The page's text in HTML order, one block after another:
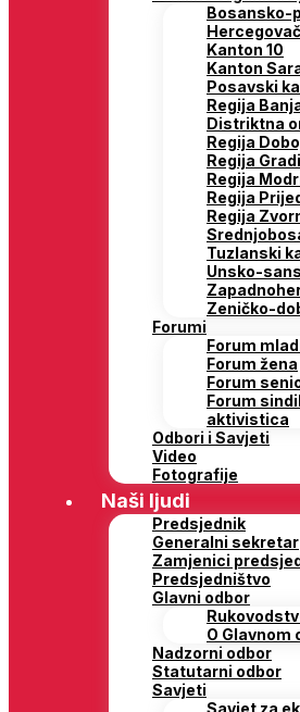
Bosansko-
Kanton 10
Kanton
Posavski
Regija
Distriktna
Regija
Regija
Regija
Regija
Regija
Tuzlanski
Unsko-
Zeničko-
Forumi
Forum
Forum žena
Forum
Forum
aktivistica
Odbori i Savjeti
Video
Fotografije
Naši ljudi
Predsjednik
Generalni sekretar
Zamjenici
Predsjedništvo
Glavni odbor
O Glavnom
Nadzorni odbor
Statutarni odbor
Savjeti
Savjet za